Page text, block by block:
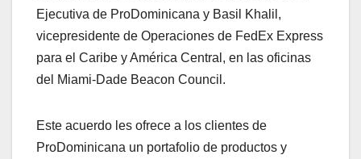
Ejecutiva de ProDominicana y Basil Khalil,
vicepresidente de Operaciones de FedEx Express
para el Caribe y América Central, en las oficinas
del Miami-Dade Beacon Council.
Este acuerdo les ofrece a los clientes de
ProDominicana un portafolio de productos y